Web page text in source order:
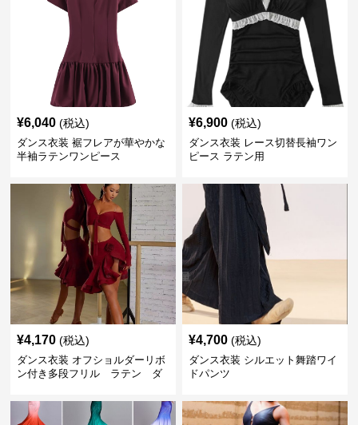
¥6,040 (税込)
ダンス衣装 裾フレアが華やかな
半袖ラテンワンピース
¥6,900 (税込)
ダンス衣装 レース切替長袖ワン
ピース ラテン用
¥4,170 (税込)
ダンス衣装 オフショルダーリボ
ン付き多段フリル ラテン ダ
¥4,700 (税込)
ダンス衣装 シルエット舞踏ワイ
ドパンツ